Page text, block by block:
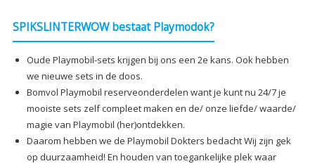
SPIKSLINTERWOW bestaat Playmodok?
Oude Playmobil-sets krijgen bij ons een 2e kans. Ook hebben
we nieuwe sets in de doos.
Bomvol Playmobil reserveonderdelen want je kunt nu 24/7 je
mooiste sets zelf compleet maken en de/ onze liefde/ waarde/
magie van Playmobil (her)ontdekken.
Daarom hebben we de Playmobil Dokters bedacht Wij zijn gek
op duurzaamheid! En houden van toegankelijke plek waar